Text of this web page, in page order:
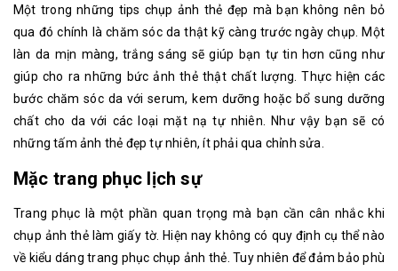
Một trong những tips chụp ảnh thẻ đẹp mà bạn không nên bỏ
qua đó chính là chăm sóc da thật kỹ càng trước ngày chụp. Một
làn da mịn màng, trắng sáng sẽ giúp bạn tự tin hơn cũng như
giúp cho ra những bức ảnh thẻ thật chất lượng. Thực hiện các
bước chăm sóc da với serum, kem dưỡng hoặc bổ sung dưỡng
chất cho da với các loại mặt nạ tự nhiên. Như vậy bạn sẽ có
những tấm ảnh thẻ đẹp tự nhiên, ít phải qua chỉnh sửa.
Mặc trang phục lịch sự
Trang phục là một phần quan trọng mà bạn cần cân nhắc khi
chụp ảnh thẻ làm giấy tờ. Hiện nay không có quy định cụ thể nào
về kiểu dáng trang phục chụp ảnh thẻ. Tuy nhiên để đảm bảo phù